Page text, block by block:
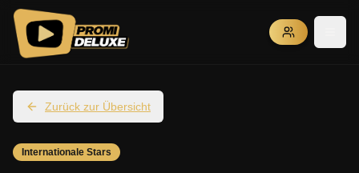
Zurück zur Übersicht
Internationale Stars